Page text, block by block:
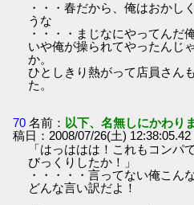
・・・春だから、俺はおかし
うな
・・・・まじなにやってんだ
いや俺が操られてやったんじ
か。
ひとしきり熱がって店員さん
た。
70 名前： 以下、名無しにかわり
稿日：2008/07/26(土)
「はっははは！これもコンパ
びっくりしたか！」
・・・・・言ってない俺こん
どんな言い訳だよ！